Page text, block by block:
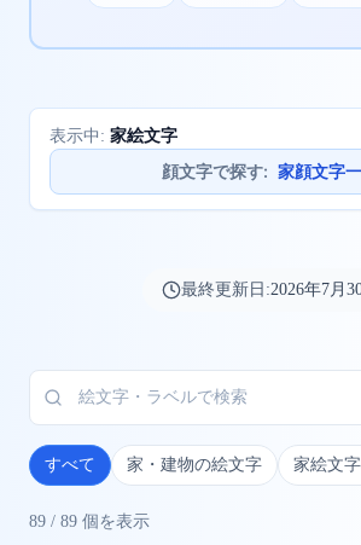
表示中: 家絵文字
顔文字で探す: 家顔文字
最終更新日:2026年7月
すべて 家・建物の絵文字 家絵文
89 / 89 個を表示